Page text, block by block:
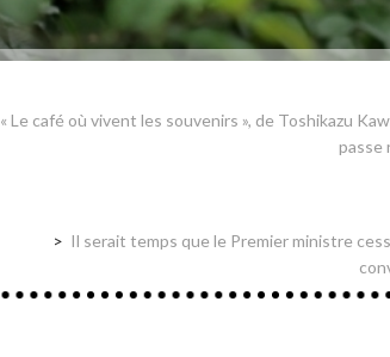
« Le café où vivent les souvenirs », de Toshikazu
passe
Il serait temps que le Premier ministre